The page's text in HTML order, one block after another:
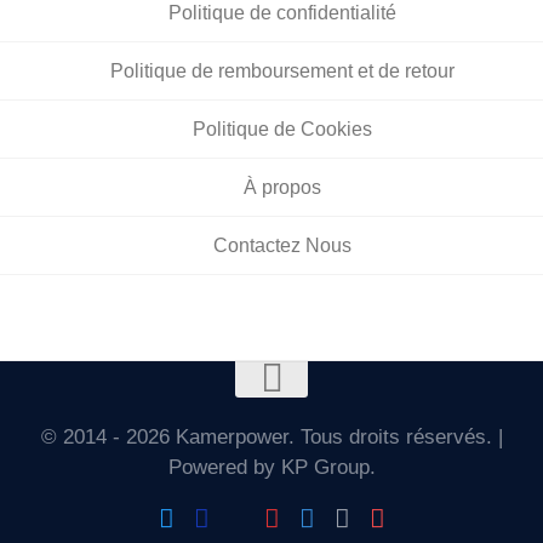
Politique de confidentialité
Politique de remboursement et de retour
Politique de Cookies
À propos
Contactez Nous
© 2014 - 2026 Kamerpower. Tous droits réservés. |
Powered by KP Group.